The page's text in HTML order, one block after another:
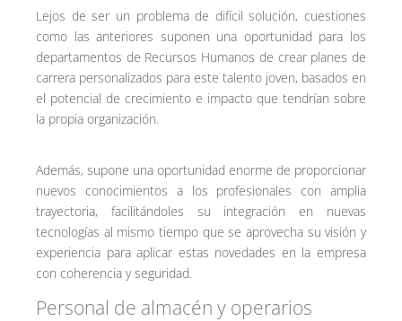
Lejos de ser un problema de difícil solución, cuestiones
como las anteriores suponen una oportunidad para los
departamentos de Recursos Humanos de crear planes de
carrera personalizados para este talento joven, basados en
el potencial de crecimiento e impacto que tendrían sobre
la propia organización.
Además, supone una oportunidad enorme de proporcionar
nuevos conocimientos a los profesionales con amplia
trayectoria, facilitándoles su integración en nuevas
tecnologías al mismo tiempo que se aprovecha su visión y
experiencia para aplicar estas novedades en la empresa
con coherencia y seguridad.
Personal de almacén y operarios